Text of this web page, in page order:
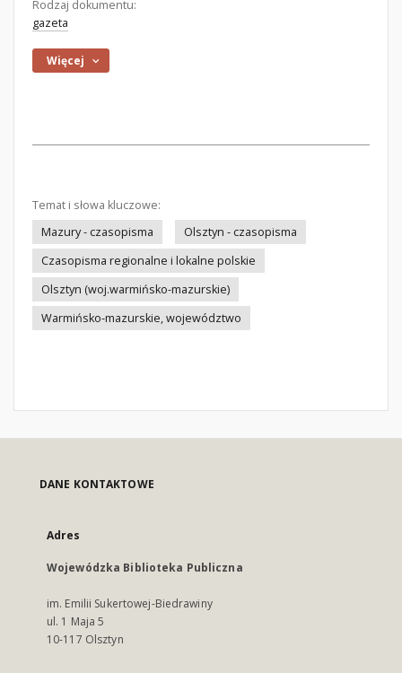
Rodzaj dokumentu:
gazeta
Więcej
Temat i słowa kluczowe:
Mazury - czasopisma
Olsztyn - czasopisma
Czasopisma regionalne i lokalne polskie
Olsztyn (woj.warmińsko-mazurskie)
Warmińsko-mazurskie, województwo
DANE KONTAKTOWE
Adres
Wojewódzka Biblioteka Publiczna
im. Emilii Sukertowej-Biedrawiny
ul. 1 Maja 5
10-117 Olsztyn